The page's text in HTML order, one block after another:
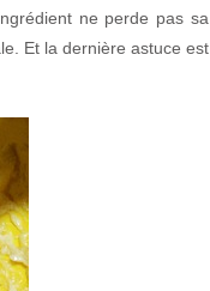
ne perde pas sa
Et la dernière astuce est